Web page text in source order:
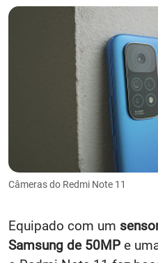
Câmeras do Redmi Note 11
Equipado com um
Samsung de 50MP e